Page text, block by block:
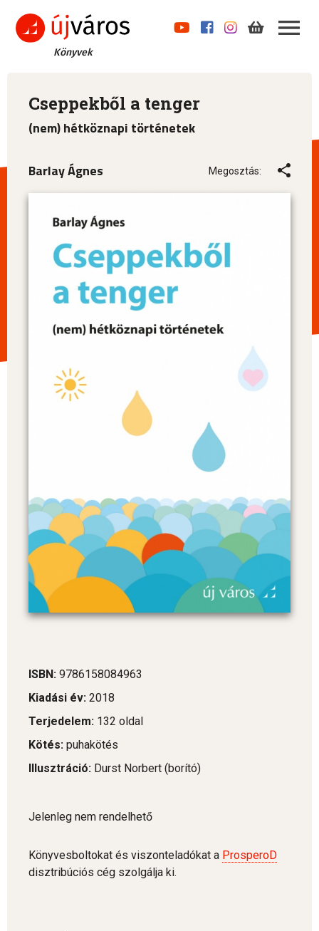
Könyvek
Cseppekből a tenger
(nem) hétköznapi történetek
Barlay Ágnes Megosztás:
ISBN: 9786158084963
Kiadási év: 2018
Terjedelem: 132 oldal
Kötés: puhakötés
Illusztráció: Durst Norbert (borító)
Jelenleg nem rendelhető
Könyvesboltokat és viszonteladókat a ProsperoD
disztribúciós cég szolgálja ki.